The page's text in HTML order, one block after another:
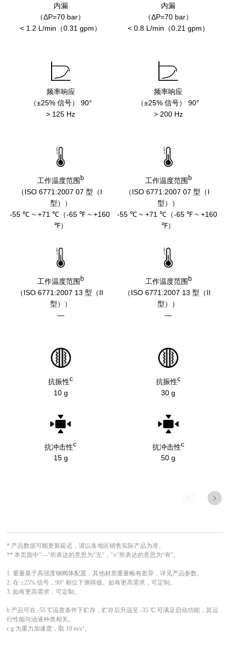
内漏
（ΔP=70 bar）
< 1.2 L/min（0.31 gpm）
内漏
（ΔP=70 bar）
< 0.8 L/min（0.21 gpm）
频率响应
（±25% 信号） 90°
> 125 Hz
频率响应
（±25% 信号） 90°
> 200 Hz
工作温度范围b
（ISO 6771:2007 07 型（I
型））
-55 ℃ ~ +71 ℃（-65 ℉ ~ +160
℉）
工作温度范围 b
（ISO 6771:2007 07 型（I
型））
-55 ℃ ~ +71 ℃（-65 ℉ ~ +160
℉）
工作温度范围b
（ISO 6771:2007 13 型（II
型））
—
工作温度范围 b
（ISO 6771:2007 13 型（II
型））
—
抗振性c
10 g
抗振性c
30 g
抗冲击性c
15 g
抗冲击性c
50 g
* 产品数据可能更新延迟，请以各地区销售实际产品为准。
** 本页面中“—”所表达的意思为“无”，“○”所表达的意思为“有”。
1. 重量基于高强度钢阀体配置，其他材质重量略有差异，详见产品参数。
2. 在 ±25% 信号，90° 相位下测得值。如有更高需求，可定制。
3. 如有更高需求，可定制。
b 产品可在 -55 ℃温度条件下贮存，贮存后升温至 -35 ℃ 可满足启动功能，其运
行性能与油液种类相关。
c g 为重力加速度，取 10 m/s²。